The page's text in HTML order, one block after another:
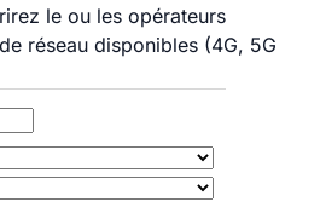
le ou les opérateurs
réseau disponibles (4G, 5G